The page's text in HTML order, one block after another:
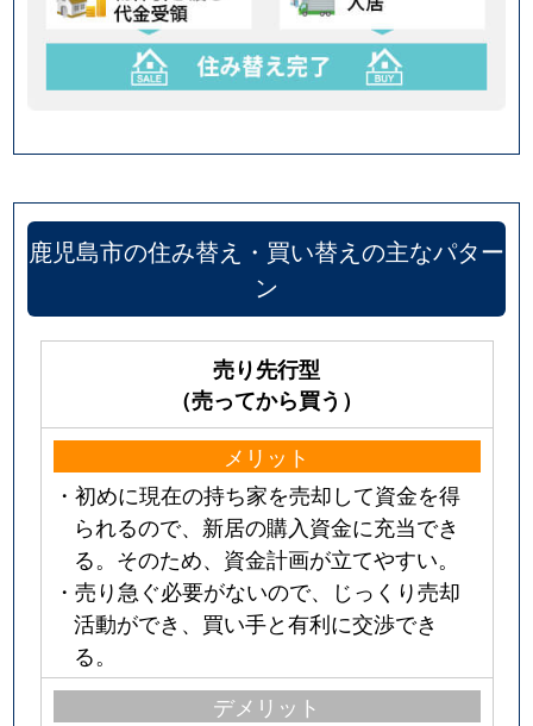
鹿児島市の住み替え・買い替えの主なパター
ン
売り先行型
（売ってから買う）
メリット
・初めに現在の持ち家を売却して資金を得
られるので、新居の購入資金に充当でき
る。そのため、資金計画が立てやすい。
・売り急ぐ必要がないので、じっくり売却
活動ができ、買い手と有利に交渉でき
る。
デメリット